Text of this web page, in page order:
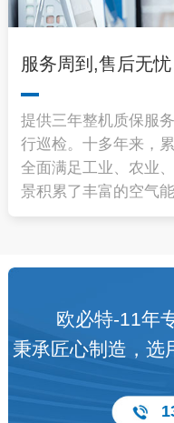
服务周到,售后无忧
提供三年整机质保服
行巡检。十多年来，
全面满足工业、农业
景积累了丰富的空气
欧必特-11年
秉承匠心制造，选